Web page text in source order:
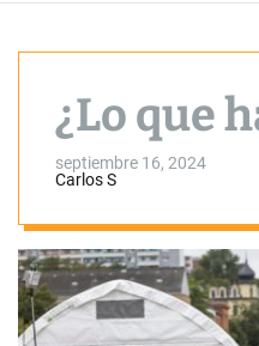
¿Lo que
septiembre 16, 2024
Carlos S